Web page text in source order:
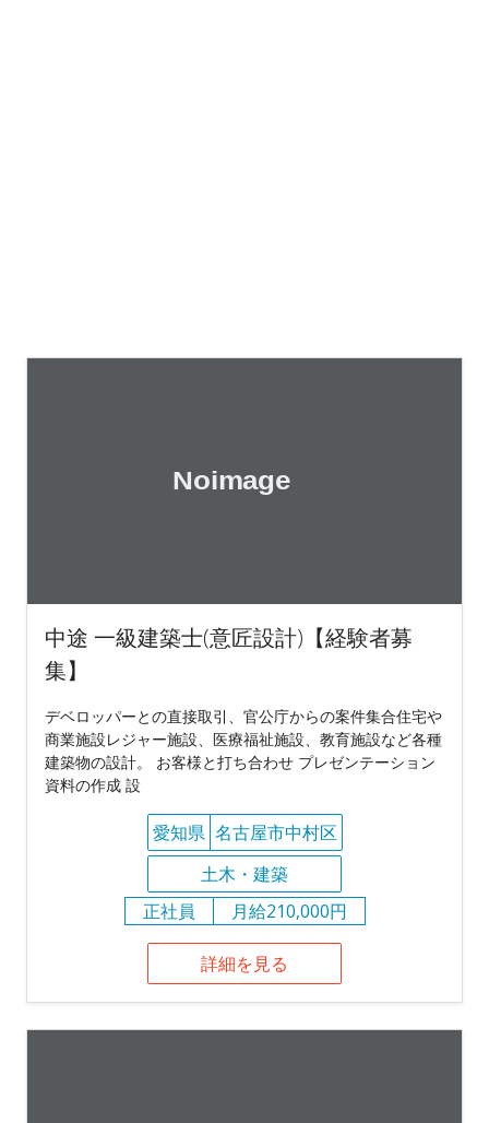
中途 一級建築士(意匠設計)【経験者募
集】
デベロッパーとの直接取引、官公庁からの案件集合住宅や
商業施設レジャー施設、医療福祉施設、教育施設など各種
建築物の設計。 お客様と打ち合わせ プレゼンテーション
資料の作成 設
愛知県 名古屋市中村区
土木・建築
正社員
月給210,000円
詳細を見る